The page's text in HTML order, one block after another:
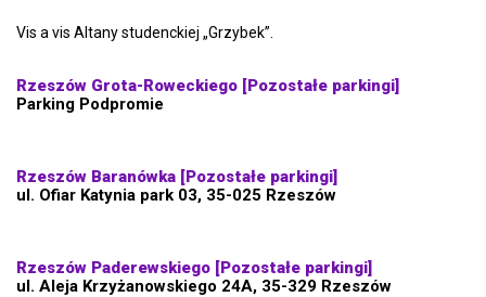
Vis a vis Altany studenckiej „Grzybek”.
Rzeszów Grota-Roweckiego [Pozostałe parkingi]
Parking Podpromie
Rzeszów Baranówka [Pozostałe parkingi]
ul. Ofiar Katynia park 03, 35-025 Rzeszów
Rzeszów Paderewskiego [Pozostałe parkingi]
ul. Aleja Krzyżanowskiego 24A, 35-329 Rzeszów